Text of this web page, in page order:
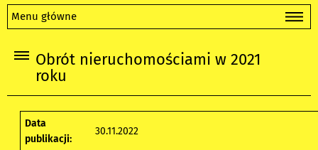
Menu główne
Obrót nieruchomościami w 2021
roku
Data
publikacji:
30.11.2022